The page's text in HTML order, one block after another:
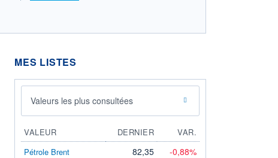
MES LISTES
Valeurs les plus consultées
VALEUR DERNIER
VAR.
Pétrole Brent
82,35 -0,88%